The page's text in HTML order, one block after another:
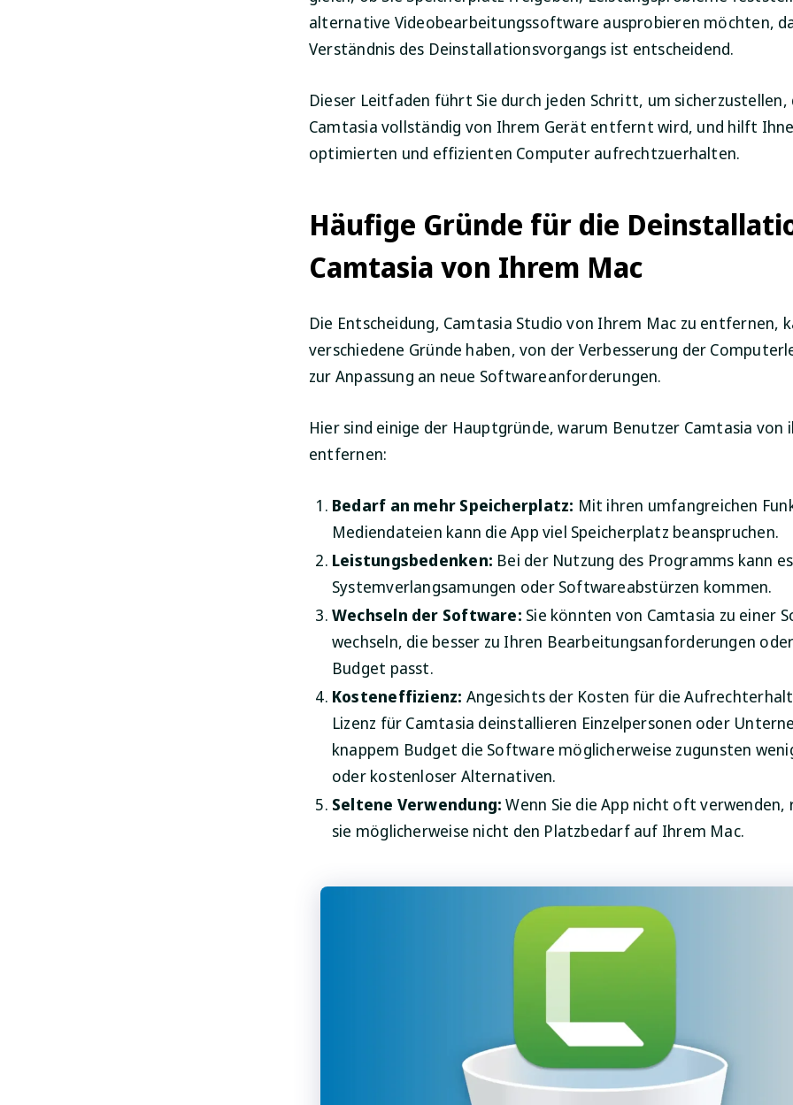
alternative Videobearbeitungssoftware ausprobieren möchten,
Verständnis des Deinstallationsvorgangs ist entscheidend.
Dieser Leitfaden führt Sie durch jeden Schritt, um sicherzustellen,
Camtasia vollständig von Ihrem Gerät entfernt wird, und hilft
optimierten und effizienten Computer aufrechtzuerhalten.
Häufige Gründe für die
Camtasia von Ihrem Mac
Die Entscheidung, Camtasia Studio von Ihrem Mac zu entfernen,
verschiedene Gründe haben, von der Verbesserung der
zur Anpassung an neue Softwareanforderungen.
Hier sind einige der Hauptgründe, warum Benutzer Camtasia von
entfernen:
Bedarf an mehr Speicherplatz: Mit ihren umfangreichen
Mediendateien kann die App viel Speicherplatz beanspruchen.
Leistungsbedenken: Bei der Nutzung des Programms kann
Systemverlangsamungen oder Softwareabstürzen kommen.
Wechseln der Software: Sie könnten von Camtasia zu einer
wechseln, die besser zu Ihren Bearbeitungsanforderungen
Budget passt.
Kosteneffizienz: Angesichts der Kosten für die
Lizenz für Camtasia deinstallieren Einzelpersonen oder
knappem Budget die Software möglicherweise zugunsten
oder kostenloser Alternativen.
Seltene Verwendung: Wenn Sie die App nicht oft
sie möglicherweise nicht den Platzbedarf auf Ihrem Mac.